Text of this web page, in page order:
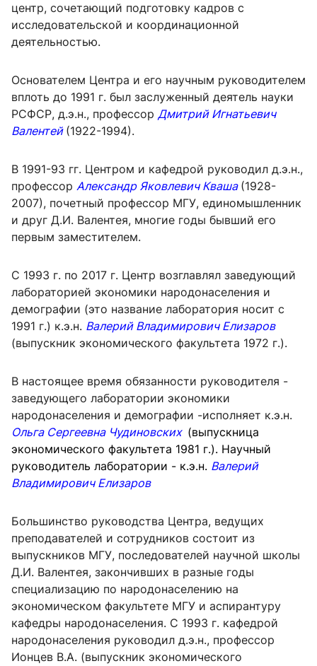
центр, сочетающий подготовку кадров с
исследовательской и координационной
деятельностью.
Основателем Центра и его научным руководителем
вплоть до 1991 г. был заслуженный деятель науки
РСФСР, д.э.н., профессор Дмитрий Игнатьевич
Валентей (1922-1994).
В 1991-93 гг. Центром и кафедрой руководил д.э.н.,
профессор Александр Яковлевич Кваша (1928-
2007), почетный профессор МГУ, единомышленник
и друг Д.И. Валентея, многие годы бывший его
первым заместителем.
С 1993 г. по 2017 г. Центр возглавлял заведующий
лабораторией экономики народонаселения и
демографии (это название лаборатория носит с
1991 г.) к.э.н. Валерий Владимирович Елизаров
(выпускник экономического факультета 1972 г.).
В настоящее время обязанности руководителя -
заведующего лаборатории экономики
народонаселения и демографии -исполняет к.э.н.
Ольга Сергеевна Чудиновских (выпускница
экономического факультета 1981 г.). Научный
руководитель лаборатории - к.э.н. Валерий
Владимирович Елизаров
Большинство руководства Центра, ведущих
преподавателей и сотрудников состоит из
выпускников МГУ, последователей научной школы
Д.И. Валентея, закончивших в разные годы
специализацию по народонаселению на
экономическом факультете МГУ и аспирантуру
кафедры народонаселения. С 1993 г. кафедрой
народонаселения руководил д.э.н., профессор
Ионцев В.А. (выпускник экономического